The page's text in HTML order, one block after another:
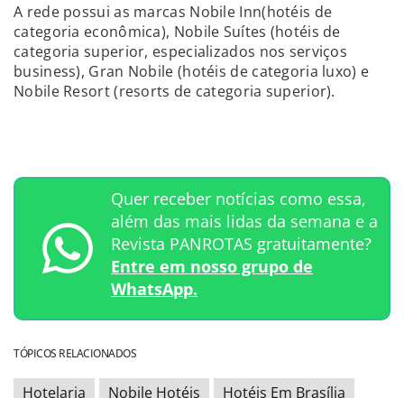
A rede possui as marcas Nobile Inn(hotéis de
categoria econômica), Nobile Suítes (hotéis de
categoria superior, especializados nos serviços
business), Gran Nobile (hotéis de categoria luxo) e
Nobile Resort (resorts de categoria superior).
Quer receber notícias como essa,
além das mais lidas da semana e a
Revista PANROTAS gratuitamente?
Entre em nosso grupo de
WhatsApp.
TÓPICOS RELACIONADOS
Hotelaria Nobile Hotéis Hotéis Em Brasília